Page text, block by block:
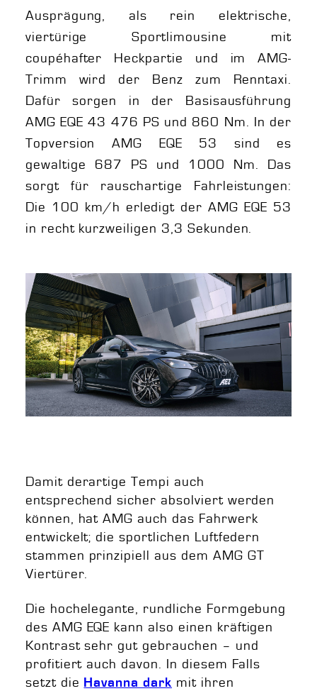
Ausprägung, als rein elektrische,
viertürige Sportlimousine mit
coupéhafter Heckpartie und im AMG-
Trimm wird der Benz zum Renntaxi.
Dafür sorgen in der Basisausführung
AMG EQE 43 476 PS und 860 Nm. In der
Topversion AMG EQE 53 sind es
gewaltige 687 PS und 1000 Nm. Das
sorgt für rauschartige Fahrleistungen:
Die 100 km/h erledigt der AMG EQE 53
in recht kurzweiligen 3,3 Sekunden.
Damit derartige Tempi auch
entsprechend sicher absolviert werden
können, hat AMG auch das Fahrwerk
entwickelt; die sportlichen Luftfedern
stammen prinzipiell aus dem AMG GT
Viertürer.
Die hochelegante, rundliche Formgebung
des AMG EQE kann also einen kräftigen
Kontrast sehr gut gebrauchen – und
profitiert auch davon. In diesem Falls
setzt die Havanna dark mit ihren